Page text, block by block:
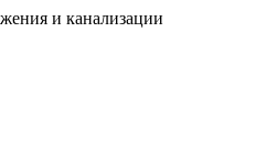
и канализации